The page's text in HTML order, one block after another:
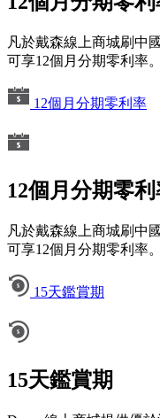
凡於戴森線上商城刷中
可享12個月分期零利率。
12個月分期零利率
12個月分期零
凡於戴森線上商城刷中
可享12個月分期零利率。
15天鑑賞期
15天鑑賞期